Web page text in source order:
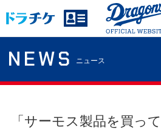
NEWS ニュース
「サーモス製品を買っ